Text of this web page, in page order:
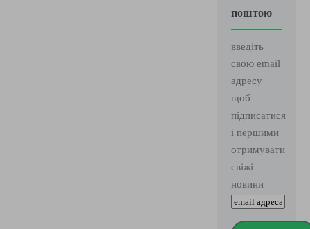
поштою
введіть
свою email
адресу
щоб
підписатися
і першими
отримувати
свіжі
новини